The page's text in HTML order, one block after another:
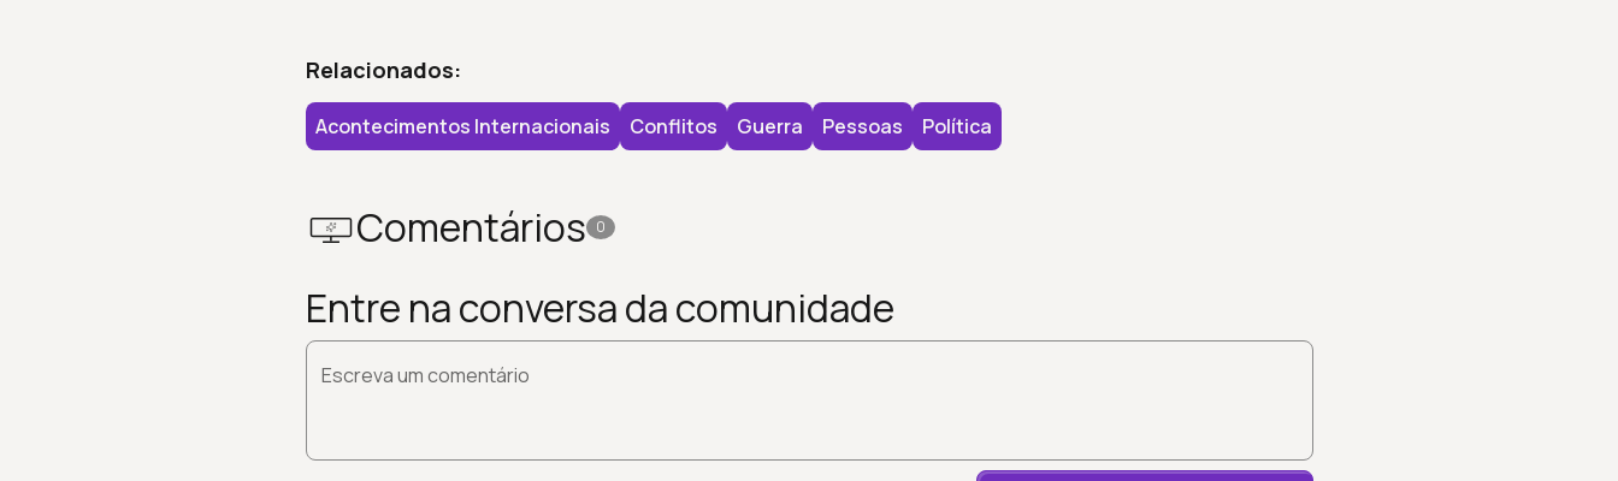
Relacionados:
Acontecimentos Internacionais Conflitos Guerra Pessoas Política
Comentários 0
Entre na conversa da comunidade
Escreva um comentário